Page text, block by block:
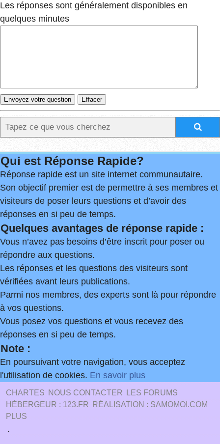
Les réponses sont généralement disponibles en
quelques minutes
Qui est Réponse Rapide?
Réponse rapide est un site internet communautaire.
Son objectif premier est de permettre à ses membres et
visiteurs de poser leurs questions et d’avoir des
réponses en si peu de temps.
Quelques avantages de réponse rapide :
Vous n’avez pas besoins d’être inscrit pour poser ou
répondre aux questions.
Les réponses et les questions des visiteurs sont
vérifiées avant leurs publications.
Parmi nos membres, des experts sont là pour répondre
à vos questions.
Vous posez vos questions et vous recevez des
réponses en si peu de temps.
Note :
En poursuivant votre navigation, vous acceptez
l'utilisation de cookies. En savoir plus
CHARTES NOUS CONTACTER
LES FORUMS
HÉBERGEUR : 123.FR
RÉALISATION : SAMOMOI.COM
PLUS
.